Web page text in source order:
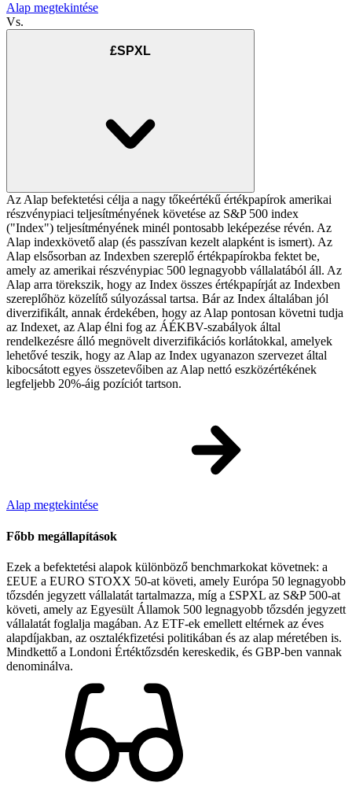
Alap megtekintése
Vs.
£SPXL
Az Alap befektetési célja a nagy tőkeértékű értékpapírok amerikai
részvénypiaci teljesítményének követése az S&P 500 index
("Index") teljesítményének minél pontosabb leképezése révén. Az
Alap indexkövető alap (és passzívan kezelt alapként is ismert). Az
Alap elsősorban az Indexben szereplő értékpapírokba fektet be,
amely az amerikai részvénypiac 500 legnagyobb vállalatából áll. Az
Alap arra törekszik, hogy az Index összes értékpapírját az Indexben
szereplőhöz közelítő súlyozással tartsa. Bár az Index általában jól
diverzifikált, annak érdekében, hogy az Alap pontosan követni tudja
az Indexet, az Alap élni fog az ÁÉKBV-szabályok által
rendelkezésre álló megnövelt diverzifikációs korlátokkal, amelyek
lehetővé teszik, hogy az Alap az Index ugyanazon szervezet által
kibocsátott egyes összetevőiben az Alap nettó eszközértékének
legfeljebb 20%-áig pozíciót tartson.
Alap megtekintése
Főbb megállapítások
Ezek a befektetési alapok különböző benchmarkokat követnek: a
£EUE a EURO STOXX 50-at követi, amely Európa 50 legnagyobb
tőzsdén jegyzett vállalatát tartalmazza, míg a £SPXL az S&P 500-at
követi, amely az Egyesült Államok 500 legnagyobb tőzsdén jegyzett
vállalatát foglalja magában. Az ETF-ek emellett eltérnek az éves
alapdíjakban, az osztalékfizetési politikában és az alap méretében is.
Mindkettő a Londoni Értéktőzsdén kereskedik, és GBP-ben vannak
denominálva.